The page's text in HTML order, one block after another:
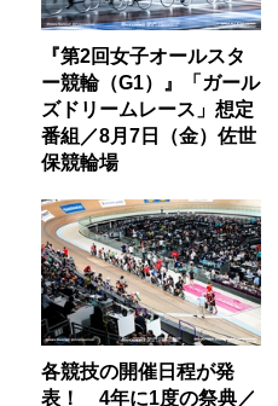
『第2回女子オールスタ
ー競輪（G1）』「ガール
ズドリームレース」想定
番組／8月7日（金）佐世
保競輪場
各競技の開催日程が発
表！ 4年に1度の祭典／